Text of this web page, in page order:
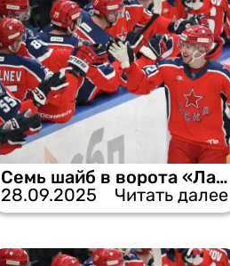
Семь шайб в ворота «Лады»: ЦСКА возвращается к победам.
28.09.2025
Читать далее